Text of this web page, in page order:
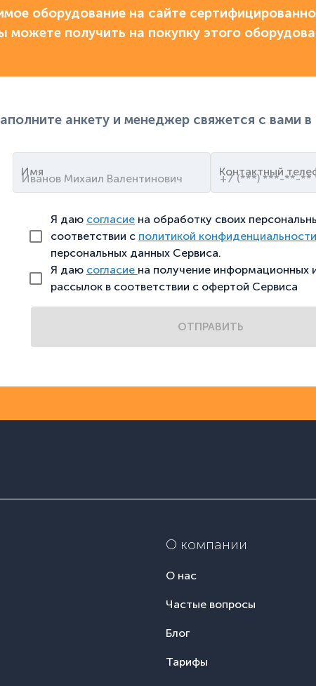
оборудование на сайте
можете получить на покупку этого
анкету и менеджер свяжется с вами в
Имя Контактный
Я даю согласие на обработку своих
соответствии с политикой конфиденциальности
персональных данных Сервиса.
Я даю согласие на получение информационных
рассылок в соответствии с офертой Сервиса
ОТПРАВИТЬ
О компании
О нас
Частые вопросы
Блог
Тарифы